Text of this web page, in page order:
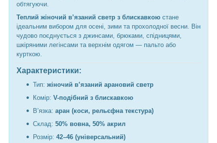
обтягуючи.
Теплий жіночий в’язаний светр з блискавкою стане
ідеальним вибором для осені, зими та прохолодної весни. Він
чудово поєднується з джинсами, брюками, спідницями,
шкіряними легінсами та верхнім одягом — пальто або
курткою.
Характеристики:
Тип: жіночий в’язаний арановий светр
Комір: V-подібний з блискавкою
В’язка: аран (коси, рельєфна текстура)
Склад: 50% вовна, 50% акрил
Розмір: 42–46 (універсальний)